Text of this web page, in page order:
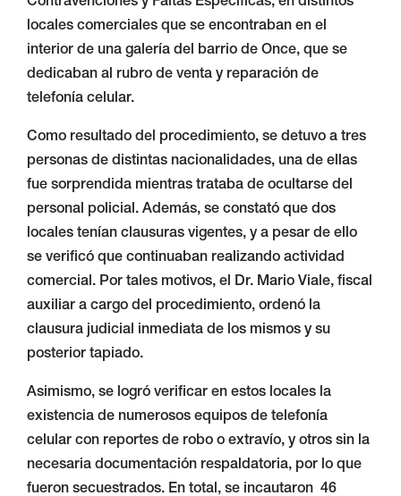
locales comerciales que se encontraban en el
interior de una galería del barrio de Once, que se
dedicaban al rubro de venta y reparación de
telefonía celular.
Como resultado del procedimiento, se detuvo a tres
personas de distintas nacionalidades, una de ellas
fue sorprendida mientras trataba de ocultarse del
personal policial. Además, se constató que dos
locales tenían clausuras vigentes, y a pesar de ello
se verificó que continuaban realizando actividad
comercial. Por tales motivos, el Dr. Mario Viale, fiscal
auxiliar a cargo del procedimiento, ordenó la
clausura judicial inmediata de los mismos y su
posterior tapiado.
Asimismo, se logró verificar en estos locales la
existencia de numerosos equipos de telefonía
celular con reportes de robo o extravío, y otros sin la
necesaria documentación respaldatoria, por lo que
fueron secuestrados. En total, se incautaron 46